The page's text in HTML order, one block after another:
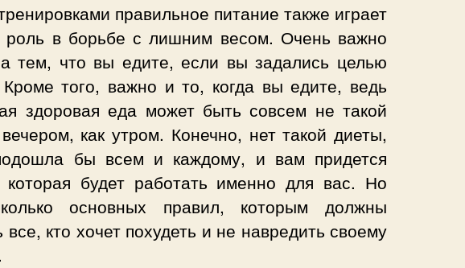
правильное питание также играет
роль в борьбе с лишним весом. Очень важно
тем, что вы едите, если вы задались целью
Кроме того, важно и то, когда вы едите, ведь
здоровая еда может быть совсем не такой
как утром. Конечно, нет такой диеты,
бы всем и каждому, и вам придется
которая будет работать именно для вас. Но
основных правил, которым должны
все, кто хочет похудеть и не навредить своему